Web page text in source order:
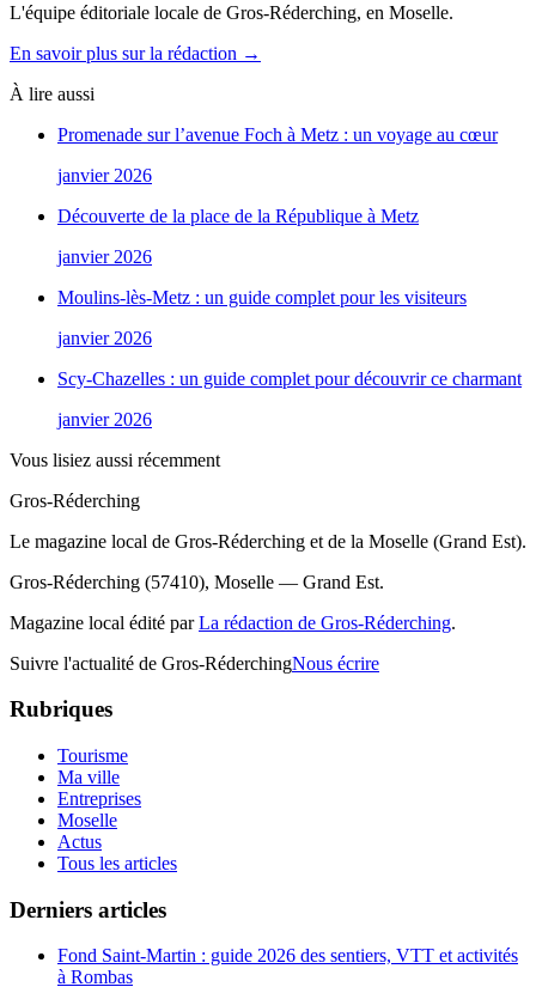
L'équipe éditoriale locale de Gros-Réderching, en Moselle.
En savoir plus sur la rédaction →
À lire aussi
Promenade sur l’avenue Foch à Metz : un voyage au cœur
janvier 2026
Découverte de la place de la République à Metz
janvier 2026
Moulins-lès-Metz : un guide complet pour les visiteurs
janvier 2026
Scy-Chazelles : un guide complet pour découvrir ce charmant
janvier 2026
Vous lisiez aussi récemment
Gros-Réderching
Le magazine local de Gros-Réderching et de la Moselle (Grand Est).
Gros-Réderching (57410), Moselle — Grand Est.
Magazine local édité parLa rédaction de Gros-Réderching.
Suivre l'actualité de Gros-RéderchingNous écrire
Rubriques
Tourisme
Ma ville
Entreprises
Moselle
Actus
Tous les articles
Derniers articles
Fond Saint-Martin : guide 2026 des sentiers, VTT et activités
à Rombas